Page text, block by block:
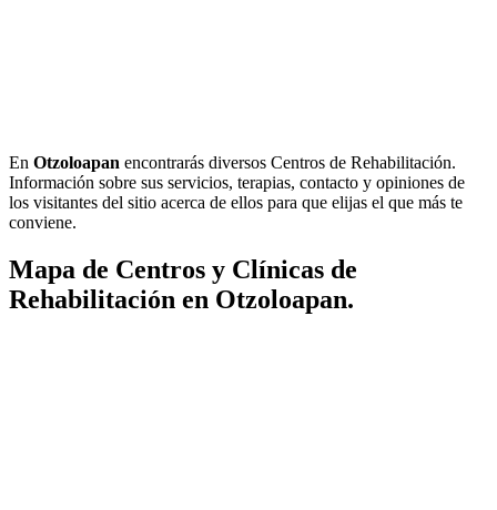
En Otzoloapan encontrarás diversos Centros de Rehabilitación.
Información sobre sus servicios, terapias, contacto y opiniones de
los visitantes del sitio acerca de ellos para que elijas el que más te
conviene.
Mapa de Centros y Clínicas de
Rehabilitación en Otzoloapan.